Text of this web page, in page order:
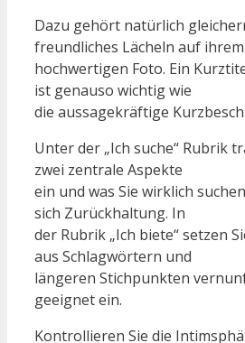
Dazu gehört natürlich
freundliches Lächeln auf ihrem
hochwertigen Foto. Ein
ist genauso wichtig wie
die aussagekräftige
Unter der „Ich suche“ Rubrik
zwei zentrale Aspekte
ein und was Sie wirklich
sich Zurückhaltung. In
der Rubrik „Ich biete“ setzen
aus Schlagwörtern und
längeren Stichpunkten
geeignet ein.
Kontrollieren Sie die